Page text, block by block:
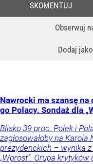
Obserwuj
Dodaj jako
SKOMENTUJ
Nawrocki ma szansę na
go Polacy. Sondaż dla
Blisko 39 proc. Polek i
zagłosowałoby na
prezydenckich – wynika
„Wprost”. Grupa